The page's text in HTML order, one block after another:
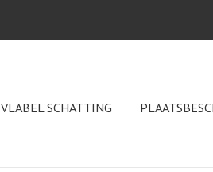
VLABEL SCHATTING